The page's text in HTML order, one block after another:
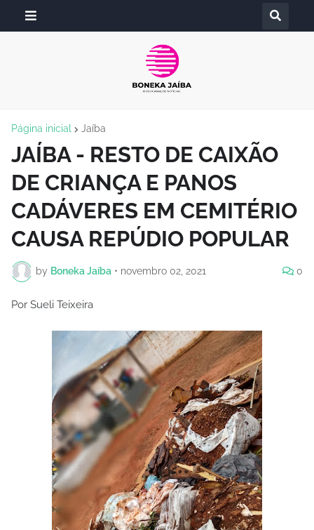
Página inicial Jaíba
JAÍBA - RESTO DE CAIXÃO
DE CRIANÇA E PANOS
CADÁVERES EM CEMITÉRIO
CAUSA REPÚDIO POPULAR
by Boneka Jaíba • novembro 02, 2021 0
Por Sueli Teixeira